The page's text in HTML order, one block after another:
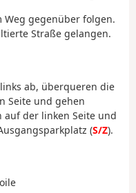
Weg gegenüber folgen.
Straße gelangen.
ab, überqueren die
Seite und gehen
auf der linken Seite und
(S/Z).